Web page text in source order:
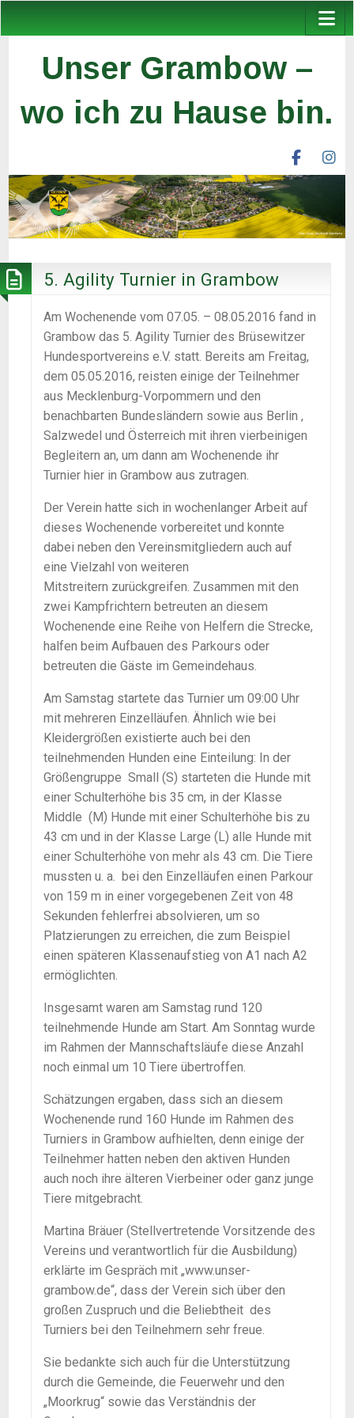
Unser Grambow –
wo ich zu Hause bin.
unser
ev
5. Agility Turnier in Grambow
Am Wochenende vom 07.05. – 08.05.2016 fand in
Grambow das 5. Agility Turnier des Brüsewitzer
Hundesportvereins e.V. statt. Bereits am Freitag,
dem 05.05.2016, reisten einige der Teilnehmer
aus Mecklenburg-Vorpommern und den
benachbarten Bundesländern sowie aus Berlin ,
Salzwedel und Österreich mit ihren vierbeinigen
Begleitern an, um dann am Wochenende ihr
Turnier hier in Grambow aus zutragen.
Der Verein hatte sich in wochenlanger Arbeit auf
dieses Wochenende vorbereitet und konnte
dabei neben den Vereinsmitgliedern auch auf
eine Vielzahl von weiteren
Mitstreitern zurückgreifen. Zusammen mit den
zwei Kampfrichtern betreuten an diesem
Wochenende eine Reihe von Helfern die Strecke,
halfen beim Aufbauen des Parkours oder
betreuten die Gäste im Gemeindehaus.
Am Samstag startete das Turnier um 09:00 Uhr
mit mehreren Einzelläufen. Ähnlich wie bei
Kleidergrößen existierte auch bei den
teilnehmenden Hunden eine Einteilung: In der
Größengruppe Small (S) starteten die Hunde mit
einer Schulterhöhe bis 35 cm, in der Klasse
Middle (M) Hunde mit einer Schulterhöhe bis zu
43 cm und in der Klasse Large (L) alle Hunde mit
einer Schulterhöhe von mehr als 43 cm. Die Tiere
mussten u. a. bei den Einzelläufen einen Parkour
von 159 m in einer vorgegebenen Zeit von 48
Sekunden fehlerfrei absolvieren, um so
Platzierungen zu erreichen, die zum Beispiel
einen späteren Klassenaufstieg von A1 nach A2
ermöglichten.
Insgesamt waren am Samstag rund 120
teilnehmende Hunde am Start. Am Sonntag wurde
im Rahmen der Mannschaftsläufe diese Anzahl
noch einmal um 10 Tiere übertroffen.
Schätzungen ergaben, dass sich an diesem
Wochenende rund 160 Hunde im Rahmen des
Turniers in Grambow aufhielten, denn einige der
Teilnehmer hatten neben den aktiven Hunden
auch noch ihre älteren Vierbeiner oder ganz junge
Tiere mitgebracht.
Martina Bräuer (Stellvertretende Vorsitzende des
Vereins und verantwortlich für die Ausbildung)
erklärte im Gespräch mit „www.unser-
grambow.de“, dass der Verein sich über den
großen Zuspruch und die Beliebtheit des
Turniers bei den Teilnehmern sehr freue.
Sie bedankte sich auch für die Unterstützung
durch die Gemeinde, die Feuerwehr und den
„Moorkrug“ sowie das Verständnis der